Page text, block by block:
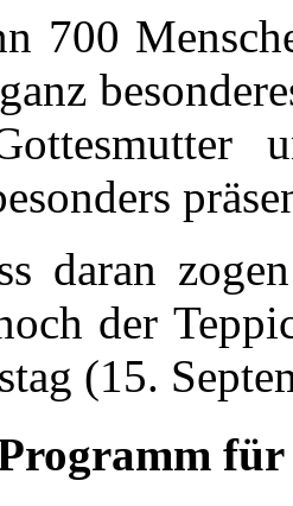
700
daran
der
(15.
für